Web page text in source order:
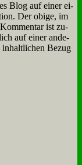
Blog auf ei­ner ei­
Der obi­ge, im
ist zu­
auf ei­ner an­de­
in­halt­li­chen Be­zug